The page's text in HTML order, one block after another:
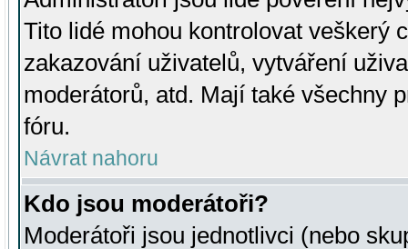
Tito lidé mohou kontrolovat veškerý
zakazování uživatelů, vytváření
moderátorů, atd. Mají také všechny
fóru.
Návrat nahoru
Kdo jsou moderátoři?
Moderátoři jsou jednotlivci (nebo